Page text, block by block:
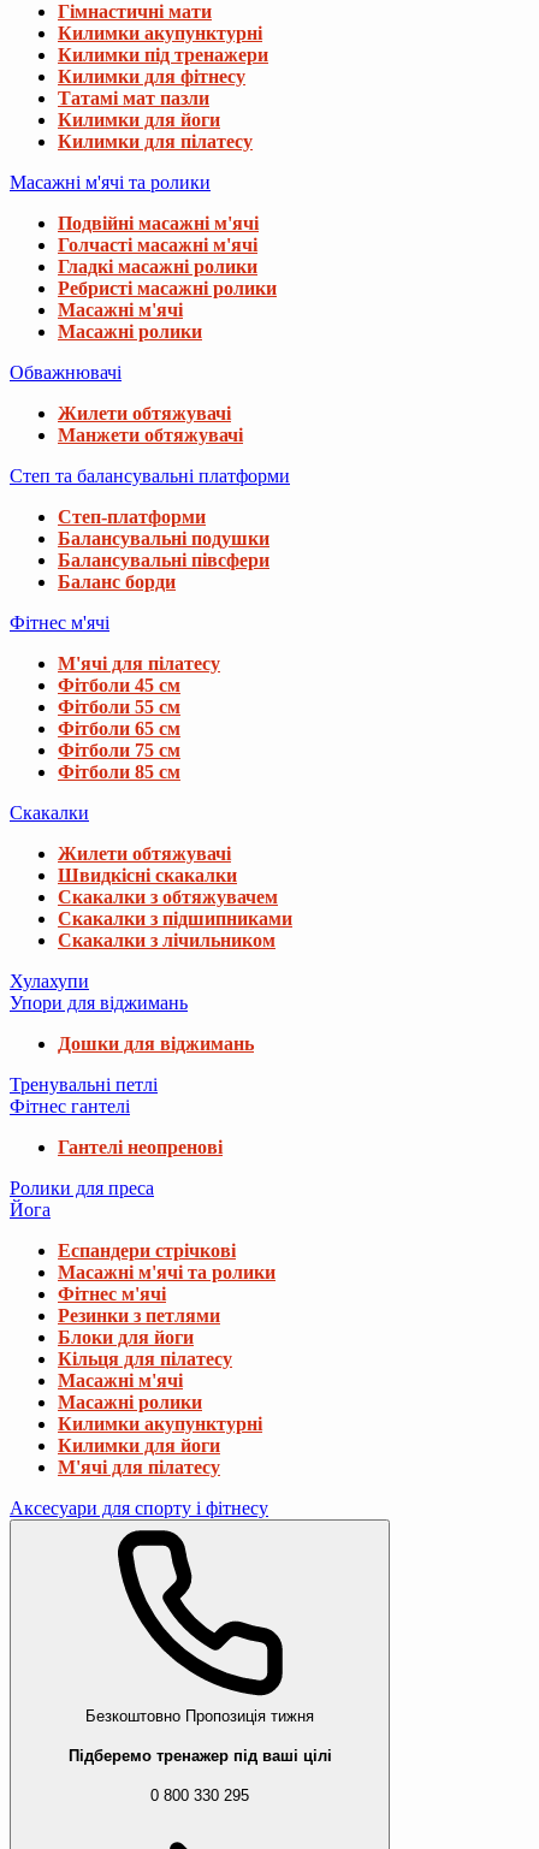
Гімнастичні мати
Килимки акупунктурні
Килимки під тренажери
Килимки для фітнесу
Татамі мат пазли
Килимки для йоги
Килимки для пілатесу
Масажні м'ячі та ролики
Подвійні масажні м'ячі
Голчасті масажні м'ячі
Гладкі масажні ролики
Ребристі масажні ролики
Масажні м'ячі
Масажні ролики
Обважнювачі
Жилети обтяжувачі
Манжети обтяжувачі
Степ та балансувальні платформи
Степ-платформи
Балансувальні подушки
Балансувальні півсфери
Баланс борди
Фітнес м'ячі
М'ячі для пілатесу
Фітболи 45 см
Фітболи 55 см
Фітболи 65 см
Фітболи 75 см
Фітболи 85 см
Скакалки
Жилети обтяжувачі
Швидкісні скакалки
Скакалки з обтяжувачем
Скакалки з підшипниками
Скакалки з лічильником
Хулахупи
Упори для віджимань
Дошки для віджимань
Тренувальні петлі
Фітнес гантелі
Гантелі неопренові
Ролики для преса
Йога
Еспандери стрічкові
Масажні м'ячі та ролики
Фітнес м'ячі
Резинки з петлями
Блоки для йоги
Кільця для пілатесу
Масажні м'ячі
Масажні ролики
Килимки акупунктурні
Килимки для йоги
М'ячі для пілатесу
Аксесуари для спорту і фітнесу
Безкоштовно Пропозиція тижня
Підберемо тренажер під ваші цілі
0 800 330 295